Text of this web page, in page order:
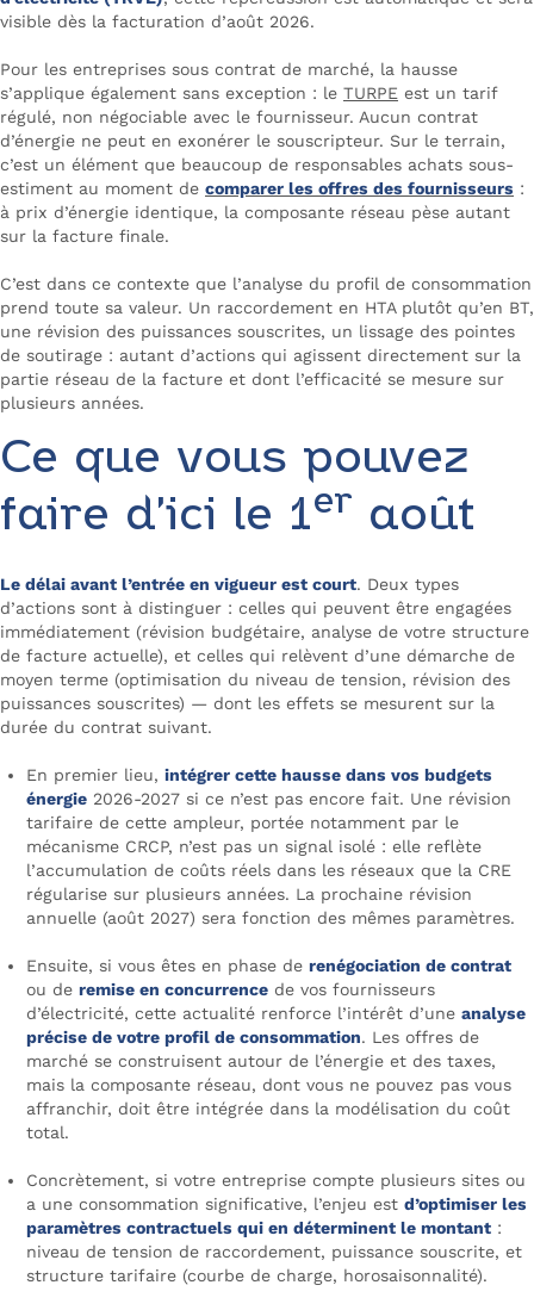
visible dès la facturation d’août 2026.
Pour les entreprises sous contrat de marché, la hausse
s’applique également sans exception : le TURPE est un tarif
régulé, non négociable avec le fournisseur. Aucun contrat
d’énergie ne peut en exonérer le souscripteur. Sur le terrain,
c’est un élément que beaucoup de responsables achats sous-
estiment au moment de comparer les offres des fournisseurs :
à prix d’énergie identique, la composante réseau pèse autant
sur la facture finale.
C’est dans ce contexte que l’analyse du profil de consommation
prend toute sa valeur. Un raccordement en HTA plutôt qu’en BT,
une révision des puissances souscrites, un lissage des pointes
de soutirage : autant d’actions qui agissent directement sur la
partie réseau de la facture et dont l’efficacité se mesure sur
plusieurs années.
Ce que vous pouvez
faire d’ici le 1er août
Le délai avant l’entrée en vigueur est court. Deux types
d’actions sont à distinguer : celles qui peuvent être engagées
immédiatement (révision budgétaire, analyse de votre structure
de facture actuelle), et celles qui relèvent d’une démarche de
moyen terme (optimisation du niveau de tension, révision des
puissances souscrites) — dont les effets se mesurent sur la
durée du contrat suivant.
En premier lieu, intégrer cette hausse dans vos budgets
énergie 2026-2027 si ce n’est pas encore fait. Une révision
tarifaire de cette ampleur, portée notamment par le
mécanisme CRCP, n’est pas un signal isolé : elle reflète
l’accumulation de coûts réels dans les réseaux que la CRE
régularise sur plusieurs années. La prochaine révision
annuelle (août 2027) sera fonction des mêmes paramètres.
Ensuite, si vous êtes en phase de renégociation de contrat
ou de remise en concurrence de vos fournisseurs
d’électricité, cette actualité renforce l’intérêt d’une analyse
précise de votre profil de consommation. Les offres de
marché se construisent autour de l’énergie et des taxes,
mais la composante réseau, dont vous ne pouvez pas vous
affranchir, doit être intégrée dans la modélisation du coût
total.
Concrètement, si votre entreprise compte plusieurs sites ou
a une consommation significative, l’enjeu est d’optimiser les
paramètres contractuels qui en déterminent le montant :
niveau de tension de raccordement, puissance souscrite, et
structure tarifaire (courbe de charge, horosaisonnalité).